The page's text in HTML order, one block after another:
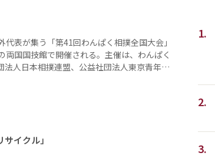
表が集う「第41回わんぱく相撲全国大会」
国国技館で開催される。主催は、わんぱく
法人日本相撲連盟、公益社団法人東京青年…
イクル」
1.
2.
3.